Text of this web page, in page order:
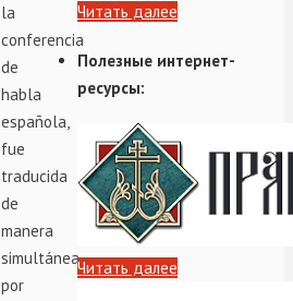
la
conferencia
de
habla
española,
fue
traducida
de
manera
simultánea
por
Читать далее
Полезные интернет-
ресурсы:
Читать далее